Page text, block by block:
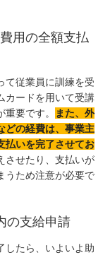
用の全額支払
て従業員に訓練を受
カードを用いて受講
要です。
また、外
どの経費は、事業主
払いを完了させてお
させたり、支払いが
うため注意が必要で
の支給申請
したら、いよいよ助